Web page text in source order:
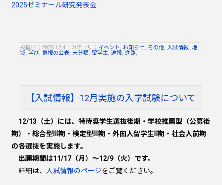
2025ゼミナール研究発表会
投稿日：2025.12.4 カテゴリ： イベント, お知らせ, その他, 入試情報, 地
域, 学び, 情報の公表, 未分類, 留学生, 速報, 進路,
【入試情報】12月実施の入学試験について
12/13（土）には、特待奨学生選抜後期・学校推薦型（公募後
期）・総合型Ⅲ期・検定型Ⅲ期・外国人留学生Ⅱ期・社会人前期
の各選抜を実施します。
出願期間は11/17（月）～12/9（火）です。
詳細は、
入試情報のページをご覧ください。